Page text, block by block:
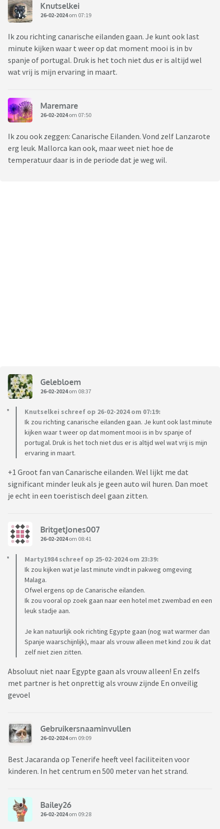
Knutselkei
26-02-2024om 07:19
Ik zou richting canarische eilanden gaan. Je kunt ook last
minute kijken waar t weer op dat moment mooi is in bv
spanje of portugal. Druk is het toch niet dus er is altijd wel
wat vrij is mijn ervaring in maart.
Maremare
26-02-2024om 07:50
Ik zou ook zeggen: Canarische Eilanden. Vond zelf Lanzarote
erg leuk. Mallorca kan ook, maar weet niet hoe de
temperatuur daar is in de periode dat je weg wil.
Gelebloem
26-02-2024om 08:37
Knutselkei schreef op 26-02-2024 om 07:19:
Ik zou richting canarische eilanden gaan. Je kunt ook last minute
kijken waar t weer op dat moment mooi is in bv spanje of
portugal. Druk is het toch niet dus er is altijd wel wat vrij is mijn
ervaring in maart.
+1 Groot fan van Canarische eilanden. Wel lijkt me dat
significant minder leuk als je geen auto wil huren. Dan moet
je echt in een toeristisch deel gaan zitten.
BritgetJones007
26-02-2024om 08:41
Marty1984 schreef op 25-02-2024 om 23:39:
Ik zou kijken wat je last minute vindt in pakweg omgeving
Malaga.
Ofwel ergens op de Canarische eilanden.
Ik zou vooral op zoek gaan naar een hotel met zwembad en een
leuk stadje aan.
Je kan natuurlijk ook richting Egypte gaan (nog wat warmer dan
Spanje waarschijnlijk), maar als vrouw alleen met kind zou ik dat
zelf niet zien zitten.
Absoluut niet naar Egypte gaan als vrouw alleen! En zelfs
met partner is het onprettig als vrouw zijnde En onveilig
gevoel
Gebruikersnaaminvullen
26-02-2024om 09:09
Best Jacaranda op Tenerife heeft veel faciliteiten voor
kinderen. In het centrum en 500 meter van het strand.
Bailey26
26-02-2024om 09:28